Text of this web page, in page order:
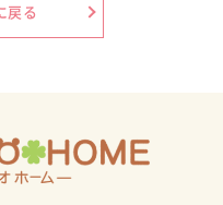
月
月
月
戻る